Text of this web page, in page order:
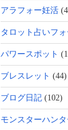
アラフォー妊活
タロット占いフ
パワースポット
ブレスレット (44)
ブログ日記(102)
モンスターハン